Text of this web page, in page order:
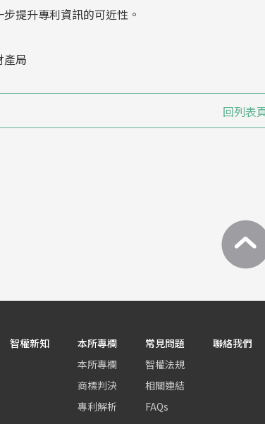
提升專利資訊的可近性。
產局
回列表
智權新知
本所專欄
本所專欄
商標判決
專利解析
常見問題
智權法規
相關連結
FAQs
聯絡我們